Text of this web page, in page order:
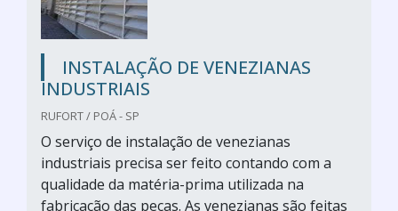
INSTALAÇÃO DE VENEZIANAS
INDUSTRIAIS
RUFORT / POÁ - SP
O serviço de instalação de venezianas
industriais precisa ser feito contando com a
qualidade da matéria-prima utilizada na
fabricação das peças. As venezianas são feitas